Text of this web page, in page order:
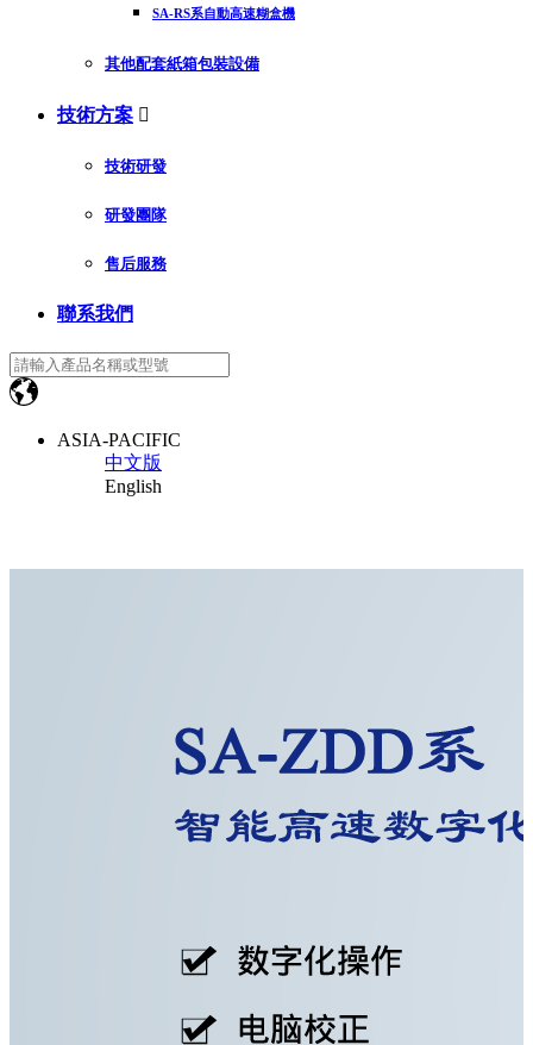
SA-RS系自動高速糊盒機
其他配套紙箱包裝設備
技術方案 
技術研發
研發團隊
售后服務
聯系我們
ASIA-PACIFIC
中文版
English